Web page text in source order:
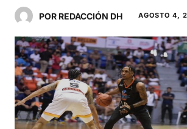
POR REDACCIÓN DH AGOSTO 4,